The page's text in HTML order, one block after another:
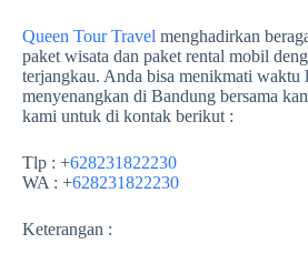
Queen Tour Travel menghadirkan
paket wisata dan paket rental mobil
terjangkau. Anda bisa menikmati waktu
menyenangkan di Bandung bersama
kami untuk di kontak berikut :
Tlp : +628231822230
WA : +628231822230
Keterangan :